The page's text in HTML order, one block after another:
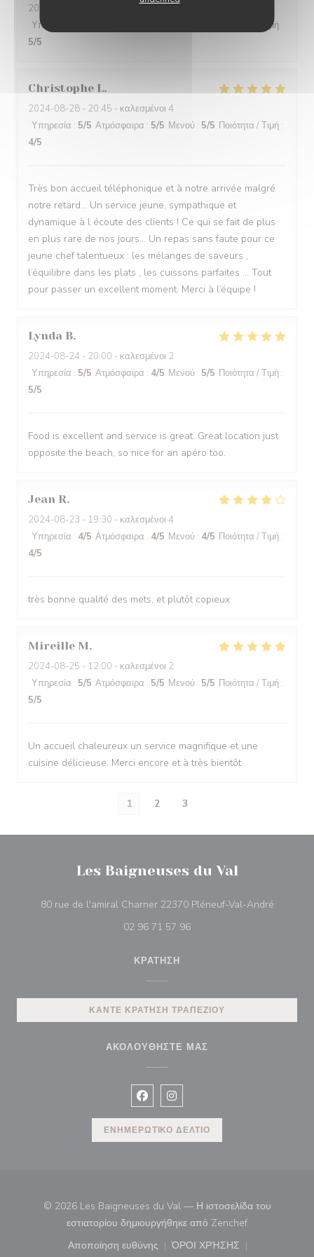
2024-08-31
Υπηρεσία
Ποιότητα / Τιμή :
5/5
Christophe L
2024-08-28 - 20:45 - καλεσμένοι 4
Υπηρεσία : 5/5 Ατμόσφαιρα : 5/5 Μενού : 5/5 Ποιότητα / Τιμή :
4/5
Très bon accueil téléphonique et à notre arrivée malgré
notre retard… Un service jeune, sympathique et
dynamique à l écoute des clients ! Ce qui se fait de plus
en plus rare de nos jours… Un repas sans faute pour ce
jeune chef talentueux : les mélanges de saveurs ,
l’équilibre dans les plats , les cuissons parfaites … Tout
pour passer un excellent moment. Merci à l’équipe !
Lynda B
2024-08-24 - 20:00 - καλεσμένοι 2
Υπηρεσία : 5/5 Ατμόσφαιρα : 4/5 Μενού : 5/5 Ποιότητα / Τιμή :
5/5
Food is excellent and service is great. Great location just
opposite the beach, so nice for an apéro too.
Jean R
2024-08-23 - 19:30 - καλεσμένοι 4
Υπηρεσία : 4/5 Ατμόσφαιρα : 4/5 Μενού : 4/5 Ποιότητα / Τιμή :
4/5
très bonne qualité des mets, et plutôt copieux
Mireille M
2024-08-25 - 12:00 - καλεσμένοι 2
Υπηρεσία : 5/5 Ατμόσφαιρα : 5/5 Μενού : 5/5 Ποιότητα / Τιμή :
5/5
Un accueil chaleureux un service magnifique et une
cuisine délicieuse. Merci encore et à très bientôt
1 2 3
Les Baigneuses du Val
80 rue de l'amiral Charner 22370 Pléneuf-Val-André
02 96 71 57 96
ΚΡΆΤΗΣΗ
ΚΆΝΤΕ ΚΡΆΤΗΣΗ ΤΡΑΠΕΖΙΟΎ
ΑΚΟΛΟΥΘΉΣΤΕ ΜΑΣ
Facebook ((ανοίγει σε νέο
Instagram ((ανοίγει σε νέο
ΕΝΗΜΕΡΩΤΙΚΌ ΔΕΛΤΊΟ
© 2026 Les Baigneuses du Val — Η ιστοσελίδα του
εστιατορίου δημιουργήθηκε από Zenchef((ανοίγει σε
Αποποίηση ευθύνης
((ανοίγει σε νέο παράθυρο))
ΌΡΟΙ ΧΡΉΣΗΣ
((ανοίγει σε νέο